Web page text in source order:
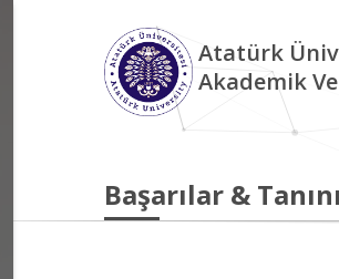
Atatürk
Akademik
Başarılar &